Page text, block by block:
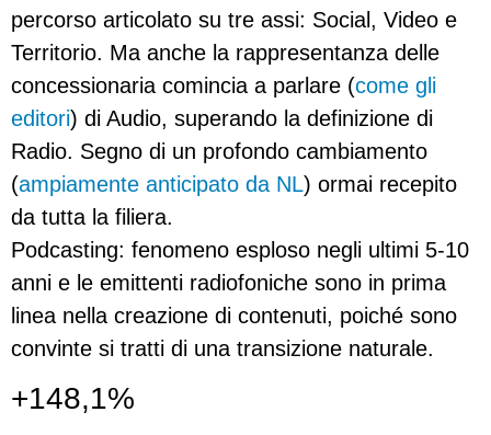
percorso articolato su tre assi: Social, Video e
Territorio. Ma anche la rappresentanza delle
concessionaria comincia a parlare (come gli
editori) di Audio, superando la definizione di
Radio. Segno di un profondo cambiamento
(ampiamente anticipato da NL) ormai recepito
da tutta la filiera.
Podcasting: fenomeno esploso negli ultimi 5-10
anni e le emittenti radiofoniche sono in prima
linea nella creazione di contenuti, poiché sono
convinte si tratti di una transizione naturale.
+148,1%